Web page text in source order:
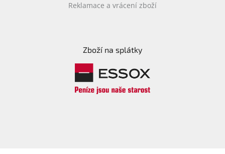
Reklamace a vrácení zboží
Zboží na splátky